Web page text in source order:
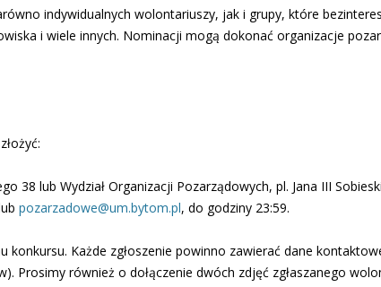
indywidualnych wolontariuszy, jak i grupy, które
i wiele innych. Nominacji mogą dokonać organizacje
38 lub Wydział Organizacji Pozarządowych, pl. Jana III
pozarzadowe@um.bytom.pl, do godziny 23:59.
konkursu. Każde zgłoszenie powinno zawierać dane
Prosimy również o dołączenie dwóch zdjęć zgłaszanego